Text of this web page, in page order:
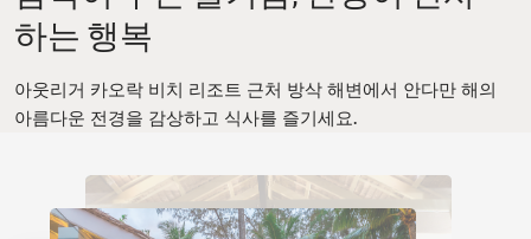
하는 행복
아웃리거 카오락 비치 리조트 근처 방삭 해변에서 안다만 해의
아름다운 전경을 감상하고 식사를 즐기세요.